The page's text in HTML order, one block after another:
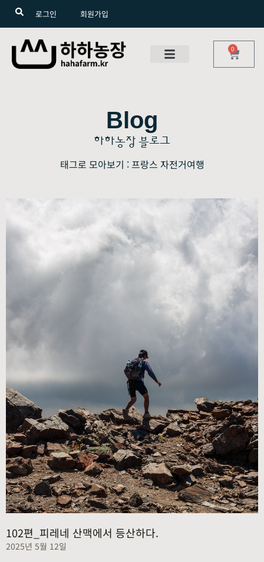
로그인 회원가입
0
Blog
하하농장 블로그
태그로 모아보기 : 프랑스 자전거여행
102편_피레네 산맥에서 등산하다.
2025년 5월 12일